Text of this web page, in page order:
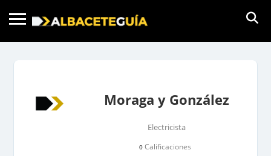
Moraga y González
Electricista
0Calificaciones